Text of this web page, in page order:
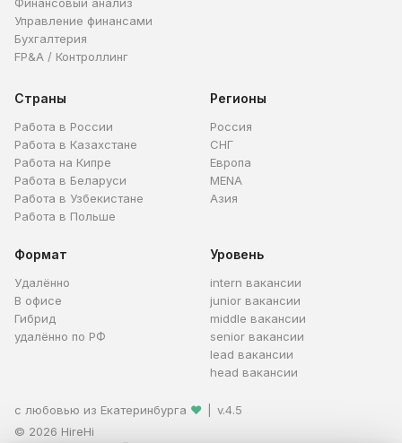
Финансовый анализ
Управление финансами
Бухгалтерия
FP&A / Контроллинг
Страны
Работа в России
Работа в Казахстане
Работа на Кипре
Работа в Беларуси
Работа в Узбекистане
Работа в Польше
Регионы
Россия
СНГ
Европа
MENA
Азия
Формат
Удалённо
В офисе
Гибрид
удалённо по РФ
Уровень
intern вакансии
junior вакансии
middle вакансии
senior вакансии
lead вакансии
head вакансии
с любовью из Екатеринбурга ❤
v.4.5
© 2026 HireHi